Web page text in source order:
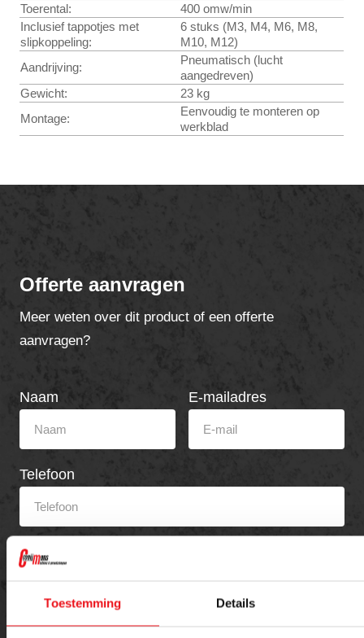
Toestemming Details
Toerental:
400 omw/min
Inclusief tappotjes met
slipkoppeling:
6 stuks (M3, M4, M6, M8,
M10, M12)
Aandrijving:
Pneumatisch (lucht
aangedreven)
Gewicht:
23 kg
Montage:
Eenvoudig te monteren op
werkblad
Offerte aanvragen
Meer weten over dit product of een offerte
aanvragen?
Naam E-mailadres
Telefoon
Bericht